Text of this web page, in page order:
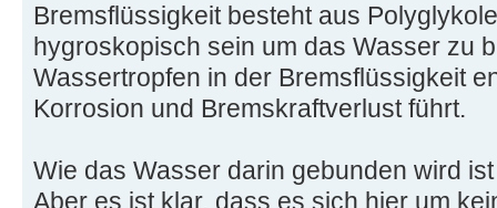
Bremsflüssigkeit besteht aus
hygroskopisch sein um das Wasser zu
Wassertropfen in der Bremsflüssigkeit
Korrosion und Bremskraftverlust führt.
Wie das Wasser darin gebunden wird
Aber es ist klar, dass es sich hier um